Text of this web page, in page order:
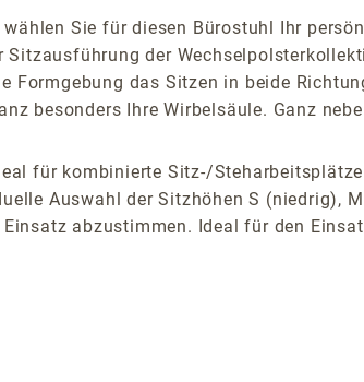
Sie für diesen Bürostuhl Ihr
der
das Sitzen in beide
besonders Ihre Wirbelsäule. Ganz
für kombinierte Sitz-/
Auswahl der Sitzhöhen S (niedrig),
abzustimmen. Ideal für den